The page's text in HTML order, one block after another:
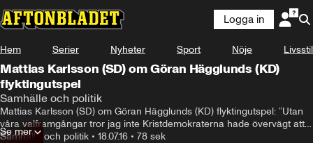
Logga in
Hem Serier Nyheter Sport Nöje Livsstil
Mattias Karlsson (SD) om Göran Hägglunds (KD)
flyktingutspel
Samhälle och politik
Mattias Karlsson (SD) om Göran Hägglunds (KD) flyktingutspel: ”Utan
våra valframgångar tror jag inte Kristdemokraterna hade övervägt att
göra det här utspelet”
Samhälle och politik • 18.07.16 • 78 sek
Se mer